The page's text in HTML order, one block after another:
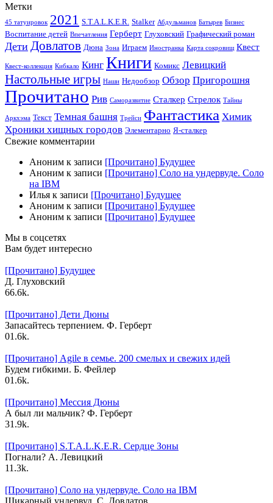
Метки
45 татуировок 2021 S.T.A.L.K.E.R. Stalker Абдульманов Батырев Бизнес
Воспитание детей Впечатления Герберт Глуховский Графический роман
Дети Довлатов Дюна Зона Играем Иностранка Карта сокровищ Квест
Квест-коллекция Кибкало Кинг Книги Комикс Левицкий
Настольные игры Наши Недообзор Обзор Пригорошня
Прочитано Рив Саморазвитие Сталкер Стрелок Тайны
Аркхэма Текст Темная башня Трейси Фантастика Химик
Хроники хищных городов Элементарно Я-сталкер
Свежие комментарии
Аноним к записи [Прочитано] Будущее
Аноним к записи [Прочитано] Соло на ундервуде. Соло
на IBM
Илья к записи [Прочитано] Будущее
Аноним к записи [Прочитано] Будущее
Аноним к записи [Прочитано] Будущее
Мы в соцсетях
Вам будет интересно
[Прочитано] Будущее
Д. Глуховский
66.6k.
[Прочитано] Дети Дюны
Запасайтесь терпением. Ф. Герберт
01.6k.
[Прочитано] Agile в семье. 200 смелых и свежих идей
Будем гибкими. Б. Фейлер
01.6k.
[Прочитано] Мессия Дюны
А был ли мальчик? Ф. Герберт
31.9k.
[Прочитано] S.T.A.L.K.E.R. Сердце Зоны
Погнали? А. Левицкий
11.3k.
[Прочитано] Соло на ундервуде. Соло на IBM
Шикарный ундервуд. С. Довлатов